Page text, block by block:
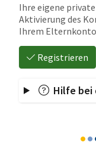
Ihre eigene
Aktivierung des
Ihrem
Registrieren
Hilfe bei